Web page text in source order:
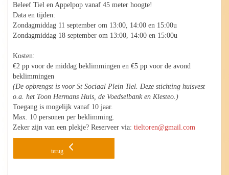
Beleef Tiel en Appelpop vanaf 45 meter hoogte!
Data en tijden:
Zondagmiddag 11 september om 13:00, 14:00 en 15:00u
Zondagmiddag 18 september om 13:00, 14:00 en 15:00u
Kosten:
€2 pp voor de middag beklimmingen en €5 pp voor de avond
beklimmingen
(De opbrengst is voor St Sociaal Plein Tiel. Deze stichting huisvest
o.a. het Toon Hermans Huis, de Voedselbank en Klesteo.)
Toegang is mogelijk vanaf 10 jaar.
Max. 10 personen per beklimming.
Zeker zijn van een plekje? Reserveer via:tieltoren@gmail.com
terug